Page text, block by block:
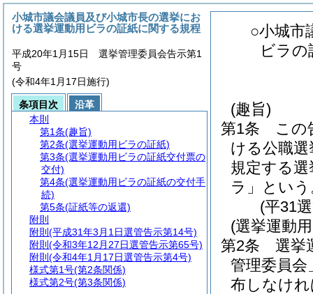
○小城市
ビラ
(趣旨)
第1条
この
ける公職選
規定する
ラ」とい
(平31
(選挙運動
第2条
選挙
管理委員
布しなけ
小城市議会議員及び小城市長の選挙にお
ける選挙運動用ビラの証紙に関する規程
平成20年1月15日 選挙管理委員会告示第1
号
(令和4年1月17日施行)
条項目次
沿革
本則
第1条(趣旨)
第2条(選挙運動用ビラの証紙)
第3条(選挙運動用ビラの証紙交付票の
交付)
第4条(選挙運動用ビラの証紙の交付手
続)
第5条(証紙等の返還)
附則
附則 (平成31年3月1日選管告示第14号)
附則 (令和3年12月27日選管告示第65号)
附則 (令和4年1月17日選管告示第4号)
様式第1号(第2条関係)
様式第2号(第3条関係)